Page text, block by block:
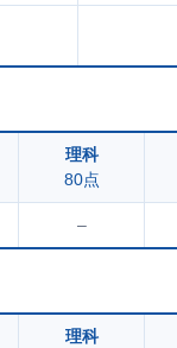
理科
80点
–
理科